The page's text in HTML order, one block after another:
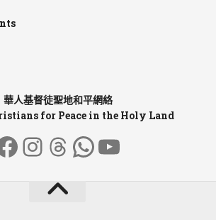
華人基督徒聖地和平網絡
for Peace in the Holy Land
Instagram
Threads
WhatsApp
YouTube